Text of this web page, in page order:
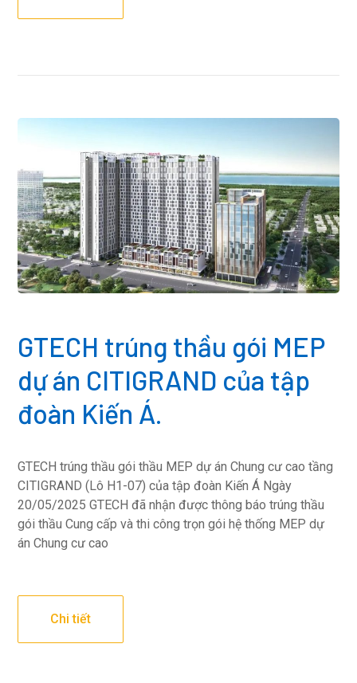
GTECH trúng thầu gói MEP
dự án CITIGRAND của tập
đoàn Kiến Á.
GTECH trúng thầu gói thầu MEP dự án Chung cư cao tầng
CITIGRAND (Lô H1-07) của tập đoàn Kiến Á Ngày
20/05/2025 GTECH đã nhận được thông báo trúng thầu
gói thầu Cung cấp và thi công trọn gói hệ thống MEP dự
án Chung cư cao
Chi tiết